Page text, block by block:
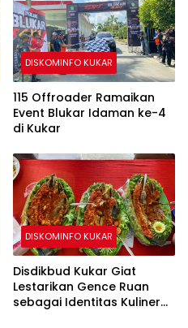
DISKOMINFO KUKAR
115 Offroader Ramaikan
Event Blukar Idaman ke-4
di Kukar
DISKOMINFO KUKAR
Disdikbud Kukar Giat
Lestarikan Gence Ruan
sebagai Identitas Kuliner